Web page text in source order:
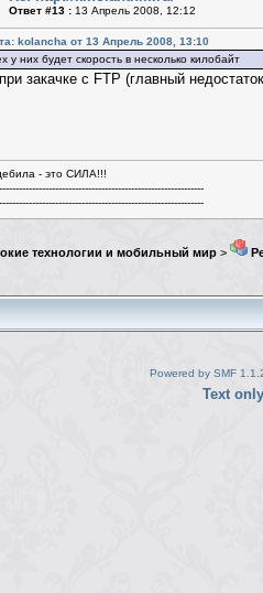
Ответ #13 : 13 Апрель 2008, 12:12
kolancha от 13 Апрель 2008, 13:10
у них будет скорость в несколько килобайт
закачке с FTP (главный
- это СИЛА!!!
технологии и мобильный мир >
Powered by SMF
Text